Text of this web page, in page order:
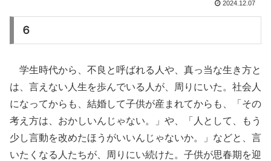
2024.12.07
６
学生時代から、不良と呼ばれる人や、真っ当な生き方と
は、言えない人生を歩んでいる人が、周りにいた。社会人
になってからも、結婚して子供が産まれてからも、「その
考え方は、おかしいんじゃない。」や、「人として、もう
少し言動を改めたほうがいいんじゃないか。」などと、言
いたくなる人たちが、周りにい続けた。子供が思春期を迎